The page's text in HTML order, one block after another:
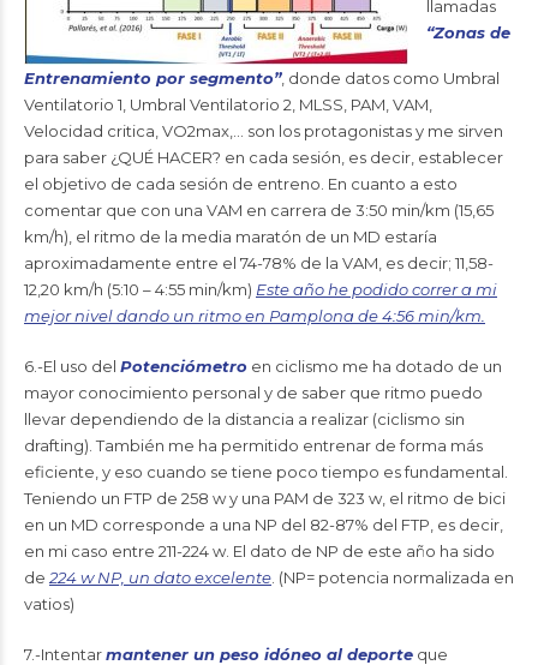
llamadas
“Zonas de
Entrenamiento por segmento”, donde datos como Umbral
Ventilatorio 1, Umbral Ventilatorio 2, MLSS, PAM, VAM,
Velocidad critica, VO2max,… son los protagonistas y me sirven
para saber ¿QUÉ HACER? en cada sesión, es decir, establecer
el objetivo de cada sesión de entreno. En cuanto a esto
comentar que con una VAM en carrera de 3:50 min/km (15,65
km/h), el ritmo de la media maratón de un MD estaría
aproximadamente entre el 74-78% de la VAM, es decir; 11,58-
12,20 km/h (5:10 – 4:55 min/km) Este año he podido correr a mi
mejor nivel dando un ritmo en Pamplona de 4:56 min/km.
6.-El uso del Potenciómetro en ciclismo me ha dotado de un
mayor conocimiento personal y de saber que ritmo puedo
llevar dependiendo de la distancia a realizar (ciclismo sin
drafting). También me ha permitido entrenar de forma más
eficiente, y eso cuando se tiene poco tiempo es fundamental.
Teniendo un FTP de 258 w y una PAM de 323 w, el ritmo de bici
en un MD corresponde a una NP del 82-87% del FTP, es decir,
en mi caso entre 211-224 w. El dato de NP de este año ha sido
de 224 w NP, un dato excelente . (NP= potencia normalizada en
vatios)
7.-Intentarmantener un peso idóneo al deporte que